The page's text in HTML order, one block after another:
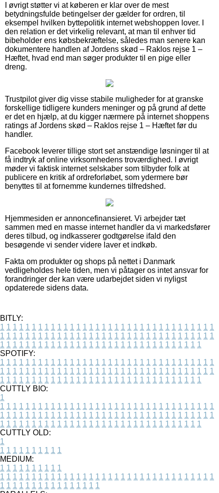
I øvrigt støtter vi at køberen er klar over de mest
betydningsfulde betingelser der gælder for ordren, til
eksempel hvilken byttepolitik internet webshoppen lover. I
den relation er det virkelig relevant, at man til enhver tid
bibeholder ens købsbekræftelse, således man senere kan
dokumentere handlen af Jordens skød – Raklos rejse 1 –
Hæftet, hvad end man søger produkter til en pige eller
dreng.
Trustpilot giver dig visse stabile muligheder for at granske
forskellige tidligere kunders meninger og på grund af dette
er det en hjælp, at du kigger nærmere på internet shoppens
ratings af Jordens skød – Raklos rejse 1 – Hæftet før du
handler.
Facebook leverer tillige stort set anstændige løsninger til at
få indtryk af online virksomhedens troværdighed. I øvrigt
møder vi faktisk internet selskaber som tilbyder folk at
publicere en kritik af ordreforløbet, som ydermere bør
benyttes til at fornemme kundernes tilfredshed.
Hjemmesiden er annoncefinansieret. Vi arbejder tæt
sammen med en masse internet handler da vi markedsfører
deres tilbud, og indkasserer godtgørelse ifald den
besøgende vi sender videre laver et indkøb.
Fakta om produkter og shops på nettet i Danmark
vedligeholdes hele tiden, men vi påtager os intet ansvar for
forandringer der kan være udarbejdet siden vi nyligst
opdaterede sidens data.
BITLY:
1 1 1 1 1 1 1 1 1 1 1 1 1 1 1 1 1 1 1 1 1 1 1 1 1 1 1 1 1 1 1 1 1 1
1 1 1 1 1 1 1 1 1 1 1 1 1 1 1 1 1 1 1 1 1 1 1 1 1 1 1 1 1 1 1 1 1 1
1 1 1 1 1 1 1 1 1 1 1 1 1 1 1 1 1 1 1 1 1 1 1 1 1 1 1 1 1 1 1 1
SPOTIFY:
1 1 1 1 1 1 1 1 1 1 1 1 1 1 1 1 1 1 1 1 1 1 1 1 1 1 1 1 1 1 1 1 1 1
1 1 1 1 1 1 1 1 1 1 1 1 1 1 1 1 1 1 1 1 1 1 1 1 1 1 1 1 1 1 1 1 1 1
1 1 1 1 1 1 1 1 1 1 1 1 1 1 1 1 1 1 1 1 1 1 1 1 1 1 1 1 1 1 1 1
CUTTLY BIO:
1
1 1 1 1 1 1 1 1 1 1 1 1 1 1 1 1 1 1 1 1 1 1 1 1 1 1 1 1 1 1 1 1 1 1
1 1 1 1 1 1 1 1 1 1 1 1 1 1 1 1 1 1 1 1 1 1 1 1 1 1 1 1 1 1 1 1 1 1
1 1 1 1 1 1 1 1 1 1 1 1 1 1 1 1 1 1 1 1 1 1 1 1 1 1 1 1 1 1 1 1
CUTTLY OLD:
1
1 1 1 1 1 1 1 1 1 1
MEDIUM:
1 1 1 1 1 1 1 1 1 1
1 1 1 1 1 1 1 1 1 1 1 1 1 1 1 1 1 1 1 1 1 1 1 1 1 1 1 1 1 1 1 1 1 1
1 1 1 1 1 1 1 1 1 1 1 1 1 1 1 1